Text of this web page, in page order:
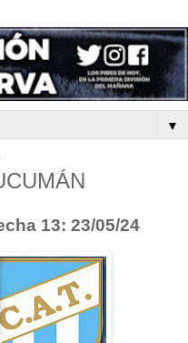
▼
13: 23/05/24